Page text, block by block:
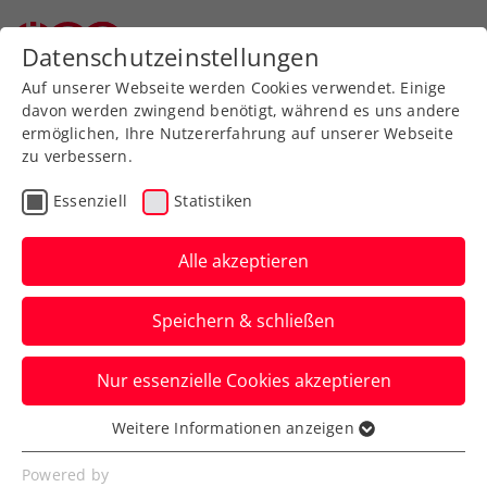
Zurück zur Newsübersicht
Turniere
Drei Jugendcircuit
presented by Babolat:
Spannender Finaltag in
Linz
Milan Gal und Marie Schmidhofer sichern
sich jeweils nach Krimis die Turniersiege
in der Altersklasse U14.
Datenschutzeinstellungen
Auf unserer Webseite werden Cookies verwendet. Einige
davon werden zwingend benötigt, während es uns andere
ermöglichen, Ihre Nutzererfahrung auf unserer Webseite
zu verbessern.
Essenziell Statistiken
Alle akzeptieren
Speichern & schließen
Nur essenzielle Cookies akzeptieren
Essenziell
Essenzielle Cookies werden für grundlegende
Weitere Informationen anzeigen
Powered by